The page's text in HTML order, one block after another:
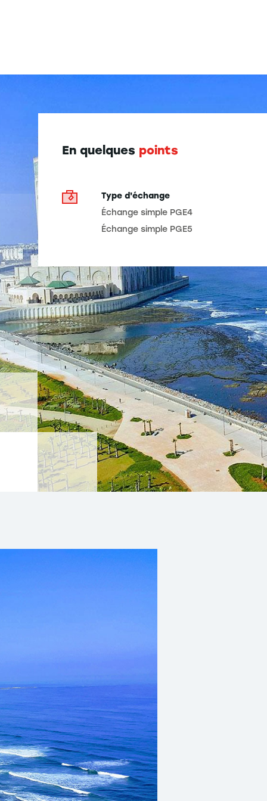
En quelques points
Type d'échange
Échange simple PGE4
Échange simple PGE5